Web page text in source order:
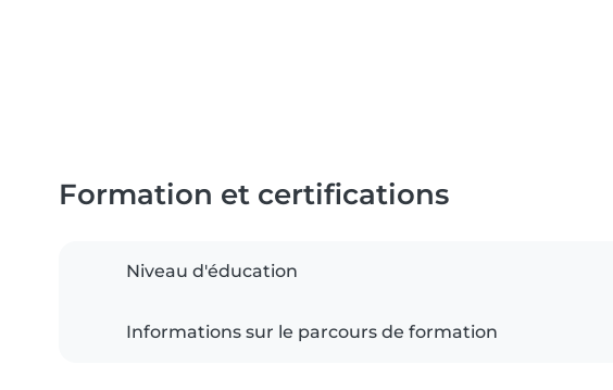
Formation et certifications
Niveau d'éducation
Informations sur le parcours de formation